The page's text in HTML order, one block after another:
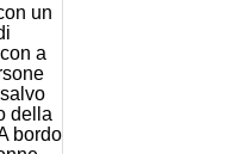
un
a
della
bordo